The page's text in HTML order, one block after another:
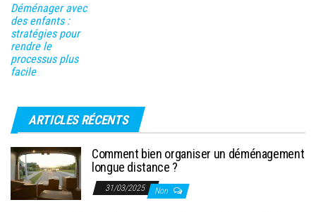
Déménager avec
des enfants :
stratégies pour
rendre le
processus plus
facile
ARTICLES RÉCENTS
Comment bien organiser un déménagement
longue distance ?
31/03/2025 Non